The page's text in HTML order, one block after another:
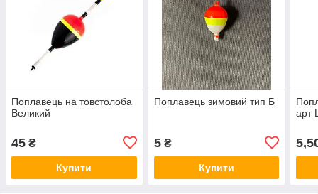
Поплавець на товстолоба
Великий
45 ₴
Купити
Поплавець зимовий тип Б
5₴
Купити
арт